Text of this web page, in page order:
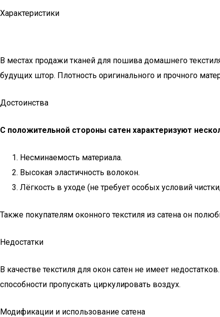
Характеристики
В местах продажи тканей для пошива домашнего
будущих штор. Плотность оригинального и прочного
Достоинства
С положительной стороны сатен характеризуют
Несминаемость материала.
Высокая эластичность волокон.
Лёгкость в уходе (не требует особых условий
Также покупателям оконного текстиля из сатена он
Недостатки
В качестве текстиля для окон сатен не имеет
способности пропускать циркулировать воздух.
Модификации и использование сатена